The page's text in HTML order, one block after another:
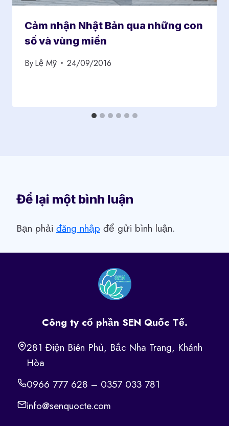
Cảm nhận Nhật Bản qua những con
số và vùng miền
ByLệ Mỹ 24/09/2016
Để lại một bình luận
Bạn phải đăng nhập để gửi bình luận.
Công ty cổ phần SEN Quốc Tế.
281 Điện Biên Phủ, Bắc Nha Trang, Khánh
Hòa
0966 777 628 – 0357 033 781
info@senquocte.com